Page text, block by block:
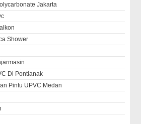
Jakarta
Shower
Di Pontianak
Pintu UPVC Medan